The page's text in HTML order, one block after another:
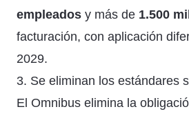
empleados y más de 1.500
facturación, con aplicación
2029.
3. Se eliminan los estándares
El Omnibus elimina la